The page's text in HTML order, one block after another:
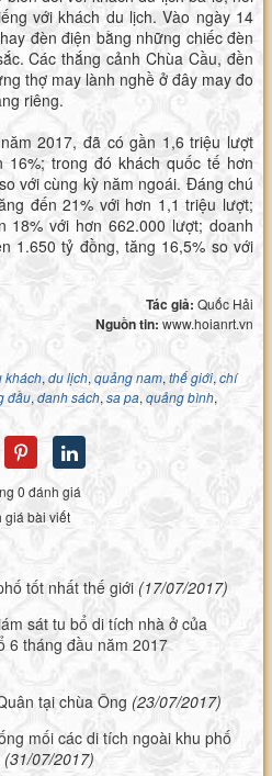
với khách du lịch. Vào ngày 14
đèn điện bằng những chiếc đèn
Các thắng cảnh Chùa Cầu, đền
thợ may lành nghề ở đây may đo
riêng.
2017, đã có gần 1,6 triệu lượt
16%; trong đó khách quốc tế hơn
với cùng kỳ năm ngoái. Đáng chú
đến 21% với hơn 1,1 triệu lượt;
18% với hơn 662.000 lượt; doanh
1.650 tỷ đồng, tăng 16,5% so với
Tác giả: Quốc Hải
Nguồn tin: www.hoianrt.vn
khách,du lịch, quảng nam,thế giới, chí
đầu, danh sách, sa pa, quảng bình,
0 đánh giá
giá bài viết
tốt nhất thế giới (17/07/2017)
sát tu bổ di tích nhà ở của
6 tháng đầu năm 2017
tại chùa Ông (23/07/2017)
mối các di tích ngoài khu phố
(31/07/2017)